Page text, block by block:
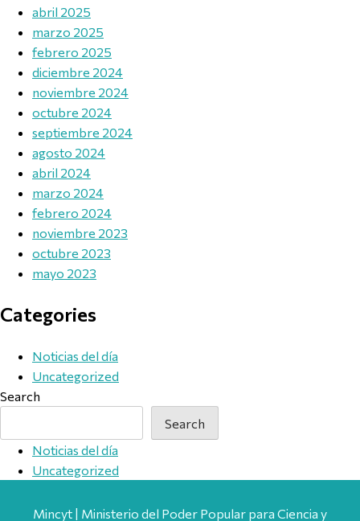
abril 2025
marzo 2025
febrero 2025
diciembre 2024
noviembre 2024
octubre 2024
septiembre 2024
agosto 2024
abril 2024
marzo 2024
febrero 2024
noviembre 2023
octubre 2023
mayo 2023
Categories
Noticias del día
Uncategorized
Search
Search
Noticias del día
Uncategorized
Mincyt | Ministerio del Poder Popular para Ciencia y